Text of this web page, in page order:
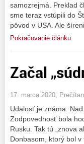
samozrejmá. Preklad
sme teraz vstúpili do
pôvod v USA. Ale
Pokračovanie článku
Začal
17. marca 2020,
Udalosť je známa:
Zodpovednosť bola
Rusku. Tak tú „znova
Donbasom, ktorý bol